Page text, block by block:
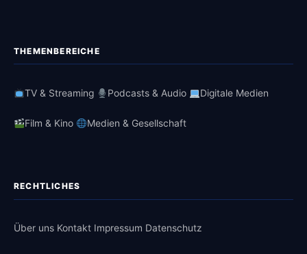
THEMENBEREICHE
TV & Streaming Podcasts & Audio Digitale Medien
Film & Kino Medien & Gesellschaft
RECHTLICHES
Über uns Kontakt Impressum Datenschutz